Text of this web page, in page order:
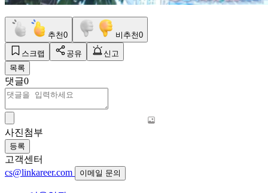
추천0 비추천0
스크랩 공유
신고
목록
댓글0
사진첨부
등록
고객센터
cs@linkareer.com
이메일 문의